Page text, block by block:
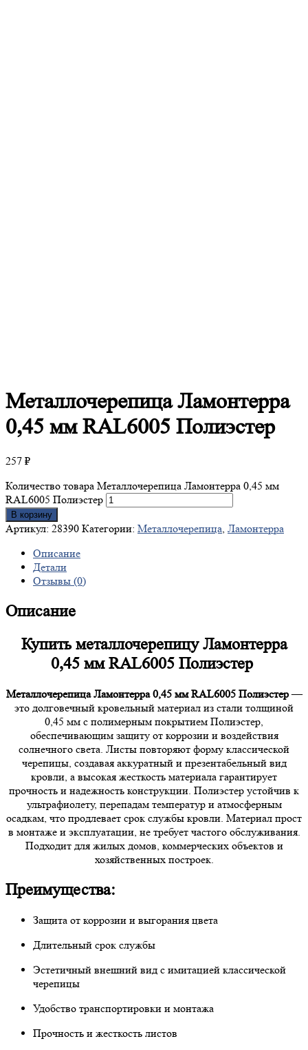
МеталлочерепицаЛамонтерра
0,45 мм RAL6005 Полиэстер
257 ₽
Количество товара Металлочерепица Ламонтерра 0,45 мм
RAL6005 Полиэстер
В корзину
Артикул: 28390 Категории: Металлочерепица, Ламонтерра
Описание
Детали
Отзывы (0)
Описание
Купить металлочерепицу Ламонтерра
0,45 мм RAL6005 Полиэстер
Металлочерепица Ламонтерра 0,45 мм RAL6005 Полиэстер—
это долговечный кровельный материал из стали толщиной
0,45 мм с полимерным покрытием Полиэстер,
обеспечивающим защиту от коррозии и воздействия
солнечного света. Листы повторяют форму классической
черепицы, создавая аккуратный и презентабельный вид
кровли, а высокая жесткость материала гарантирует
прочность и надежность конструкции. Полиэстер устойчив к
ультрафиолету, перепадам температур и атмосферным
осадкам, что продлевает срок службы кровли. Материал прост
в монтаже и эксплуатации, не требует частого обслуживания.
Подходит для жилых домов, коммерческих объектов и
хозяйственных построек.
Преимущества:
Защита от коррозии и выгорания цвета
Длительный срок службы
Эстетичный внешний вид с имитацией классической
черепицы
Удобство транспортировки и монтажа
Прочность и жесткость листов